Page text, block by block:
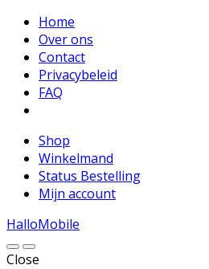
Home
Over ons
Contact
Privacybeleid
FAQ
Shop
Winkelmand
Status Bestelling
Mijn account
HalloMobile
Close